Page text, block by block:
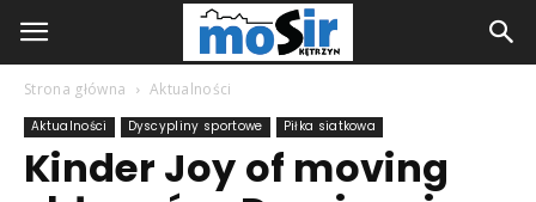
Strona główna Aktualności
Aktualności Dyscypliny sportowe Piłka siatkowa
Kinder Joy of moving